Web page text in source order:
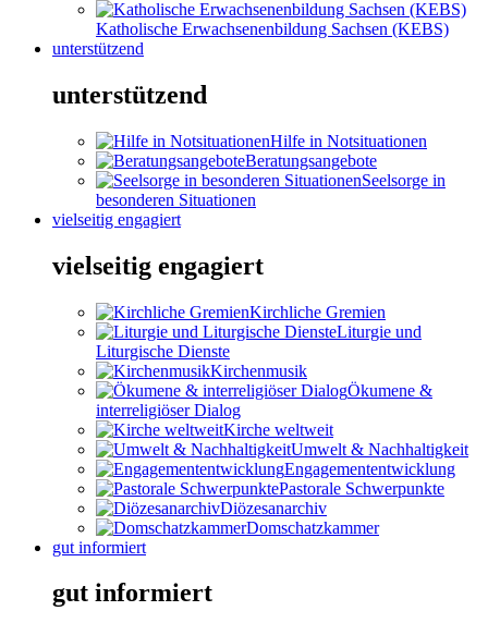
Katholische Erwachsenenbildung Sachsen (KEBS)
unterstützend
unterstützend
Hilfe in Notsituationen
Beratungsangebote
Seelsorge in
besonderen Situationen
vielseitig engagiert
vielseitig engagiert
Kirchliche Gremien
Liturgie und
Liturgische Dienste
Kirchenmusik
Ökumene &
interreligiöser Dialog
Kirche weltweit
Umwelt & Nachhaltigkeit
Engagemententwicklung
Pastorale Schwerpunkte
Diözesanarchiv
Domschatzkammer
gut informiert
gut informiert